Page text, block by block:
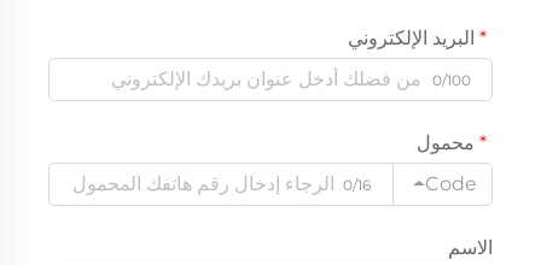
البريد الإلكتروني
0/100
محمول
Code
0/16
الاسم